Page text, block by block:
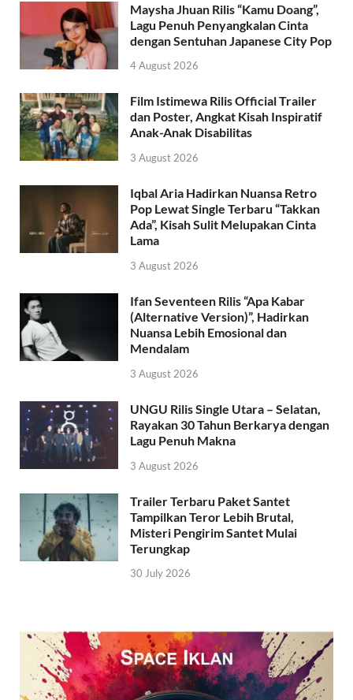
Maysha Jhuan Rilis “Kamu Doang”,
Lagu Penuh Penyangkalan Cinta
dengan Sentuhan Japanese City Pop
4 August 2026
Film Istimewa Rilis Official Trailer
dan Poster, Angkat Kisah Inspiratif
Anak-Anak Disabilitas
3 August 2026
Iqbal Aria Hadirkan Nuansa Retro
Pop Lewat Single Terbaru “Takkan
Ada”, Kisah Sulit Melupakan Cinta
Lama
3 August 2026
Ifan Seventeen Rilis “Apa Kabar
(Alternative Version)”, Hadirkan
Nuansa Lebih Emosional dan
Mendalam
3 August 2026
UNGU Rilis Single Utara – Selatan,
Rayakan 30 Tahun Berkarya dengan
Lagu Penuh Makna
3 August 2026
Trailer Terbaru Paket Santet
Tampilkan Teror Lebih Brutal,
Misteri Pengirim Santet Mulai
Terungkap
30 July 2026